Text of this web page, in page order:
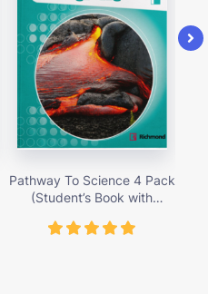
Pathway To Science 4 Pack
(Student’s Book with
419,000 vnđ